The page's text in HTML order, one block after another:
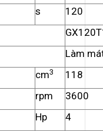
s 120
Làm
cm3
118
rpm
3600
Hp
4